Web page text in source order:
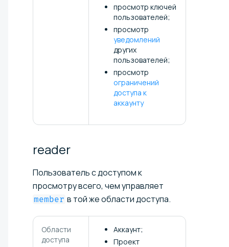
просмотр ключей
пользователей;
просмотр
уведомлений
других
пользователей;
просмотр
ограничений
доступа к
аккаунту
reader
Пользователь с доступом к
просмотру всего, чем управляет
member в той же области доступа.
Области
доступа
Аккаунт;
Проект